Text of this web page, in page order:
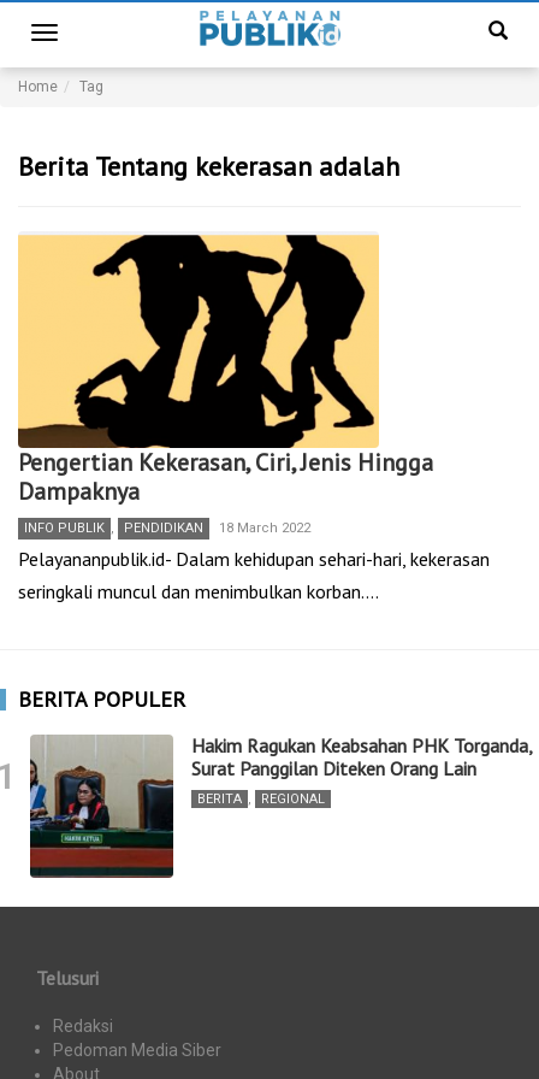
Toggle
navigation
Home Tag
Berita Tentang kekerasan adalah
Pengertian Kekerasan, Ciri, Jenis Hingga
Dampaknya
INFO PUBLIK , PENDIDIKAN 18 March 2022
Pelayananpublik.id- Dalam kehidupan sehari-hari, kekerasan
seringkali muncul dan menimbulkan korban.…
BERITA POPULER
Hakim Ragukan Keabsahan PHK Torganda,
Surat Panggilan Diteken Orang Lain
BERITA , REGIONAL
Telusuri
Redaksi
Pedoman Media Siber
About